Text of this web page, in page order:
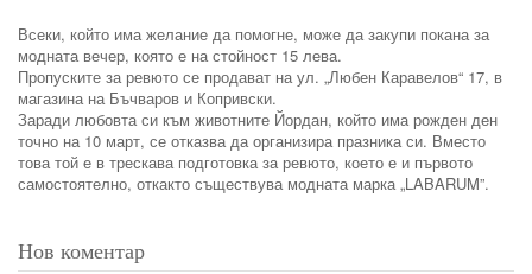
Всеки, който има желание да помогне, може да закупи покана за
модната вечер, която е на стойност 15 лева.
Пропуските за ревюто се продават на ул. „Любен Каравелов“ 17, в
магазина на Бъчваров и Копривски.
Заради любовта си към животните Йордан, който има рожден ден
точно на 10 март, се отказва да организира празника си. Вместо
това той е в трескава подготовка за ревюто, което е и първото
самостоятелно, откакто съществува модната марка „LABARUM”.
Нов коментар